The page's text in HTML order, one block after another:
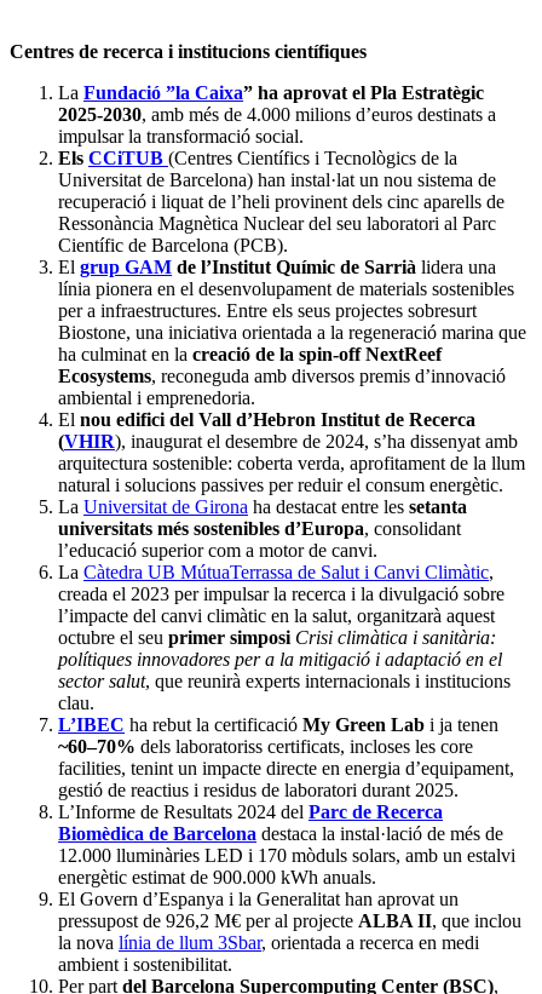
Centres de recerca i institucions científiques
La Fundació ”la Caixa” ha aprovat el Pla Estratègic
2025-2030, amb més de 4.000 milions d’euros destinats a
impulsar la transformació social.
Els CCiTUB (Centres Científics i Tecnològics de la
Universitat de Barcelona) han instal·lat un nou sistema de
recuperació i liquat de l’heli provinent dels cinc aparells de
Ressonància Magnètica Nuclear del seu laboratori al Parc
Científic de Barcelona (PCB).
El grup GAM de l’Institut Químic de Sarrià lidera una
línia pionera en el desenvolupament de materials sostenibles
per a infraestructures. Entre els seus projectes sobresurt
Biostone, una iniciativa orientada a la regeneració marina que
ha culminat en la creació de la spin-off NextReef
Ecosystems, reconeguda amb diversos premis d’innovació
ambiental i emprenedoria.
El nou edifici del Vall d’Hebron Institut de Recerca
(VHIR), inaugurat el desembre de 2024, s’ha dissenyat amb
arquitectura sostenible: coberta verda, aprofitament de la llum
natural i solucions passives per reduir el consum energètic.
La Universitat de Girona ha destacat entre les setanta
universitats més sostenibles d’Europa, consolidant
l’educació superior com a motor de canvi.
La Càtedra UB MútuaTerrassa de Salut i Canvi Climàtic,
creada el 2023 per impulsar la recerca i la divulgació sobre
l’impacte del canvi climàtic en la salut, organitzarà aquest
octubre el seu primer simposi Crisi climàtica i sanitària:
polítiques innovadores per a la mitigació i adaptació en el
sector salut, que reunirà experts internacionals i institucions
clau.
L’IBEC ha rebut la certificació My Green Lab i ja tenen
~60–70% dels laboratoriss certificats, incloses les core
facilities, tenint un impacte directe en energia d’equipament,
gestió de reactius i residus de laboratori durant 2025.
L’Informe de Resultats 2024 del Parc de Recerca
Biomèdica de Barcelona destaca la instal·lació de més de
12.000 lluminàries LED i 170 mòduls solars, amb un estalvi
energètic estimat de 900.000 kWh anuals.
El Govern d’Espanya i la Generalitat han aprovat un
pressupost de 926,2 M€ per al projecte ALBA II, que inclou
la nova línia de llum 3Sbar, orientada a recerca en medi
ambient i sostenibilitat.
Per part del Barcelona Supercomputing Center (BSC),